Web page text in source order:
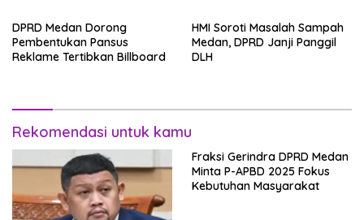
DPRD Medan Dorong
Pembentukan Pansus
Reklame Tertibkan Billboard
HMI Soroti Masalah Sampah
Medan, DPRD Janji Panggil
DLH
Rekomendasi untuk kamu
Fraksi Gerindra DPRD Medan
Minta P-APBD 2025 Fokus
Kebutuhan Masyarakat